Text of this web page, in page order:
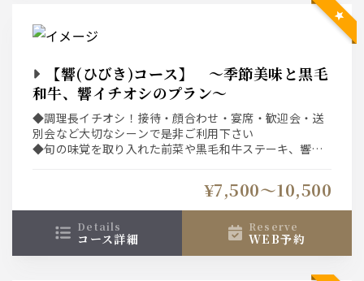
【響(ひびき)コース】 ～季節美味と黒毛
和牛、響イチオシのプラン～
◆調理長イチオシ！接待・顔合わせ・宴席・歓迎会・送
別会など大切なシーンで是非ご利用下さい
◆旬の味覚を取り入れた前菜や黒毛和牛ステーキ、響自
ース)での空席を表示している為、表示された席以外をご
希望の場合は直接、お店へご連絡下さい。
¥7,500〜10,500
details
コース詳細
reserve
WEB予約